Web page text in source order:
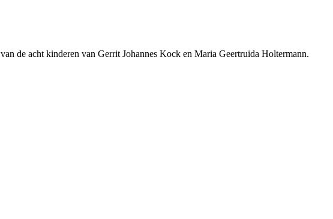
de acht kinderen van Gerrit Johannes Kock en Maria Geertruida Holtermann.